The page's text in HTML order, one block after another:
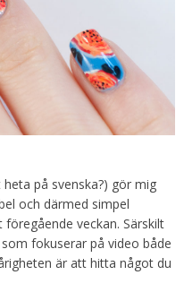
på svenska?) gör mig
och därmed simpel
veckan. Särskilt
fokuserar på video både
är att hitta något du